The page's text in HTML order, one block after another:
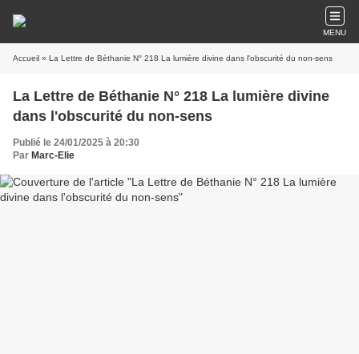
MENU
Accueil » La Lettre de Béthanie N° 218 La lumière divine dans l'obscurité du non-sens
La Lettre de Béthanie N° 218 La lumière divine
dans l'obscurité du non-sens
Publié le 24/01/2025 à 20:30
Par Marc-Elie